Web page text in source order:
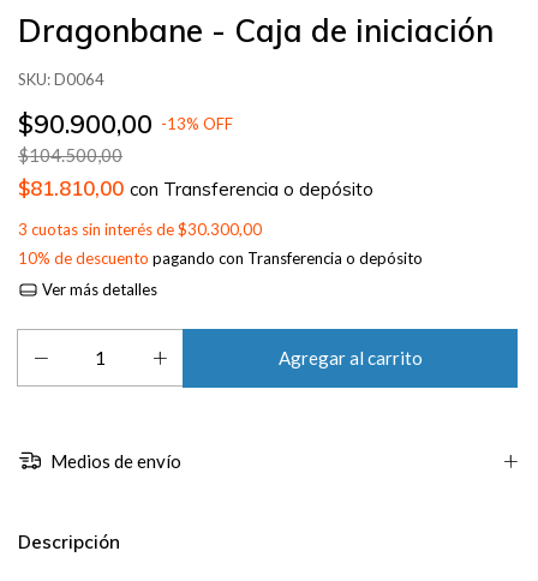
Dragonbane - Caja de iniciación
SKU:D0064
$90.900,00 -13% OFF
$104.500,00
$81.810,00 con Transferencia o depósito
3 cuotas sin interés de$30.300,00
10% de descuento pagando con Transferencia o depósito
Ver más detalles
Medios de envío
Descripción